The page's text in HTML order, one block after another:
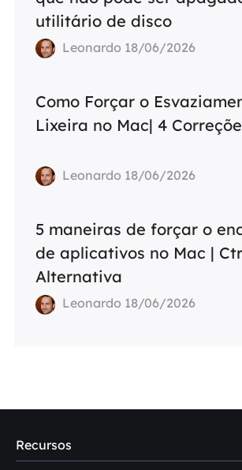
utilitário de disco
Leonardo 18/06/2026
Como Forçar o
Lixeira no Mac| 4
Leonardo 18/06/2026
5 maneiras de forçar o
de aplicativos no Mac |
Alternativa
Leonardo 18/06/2026
Recursos